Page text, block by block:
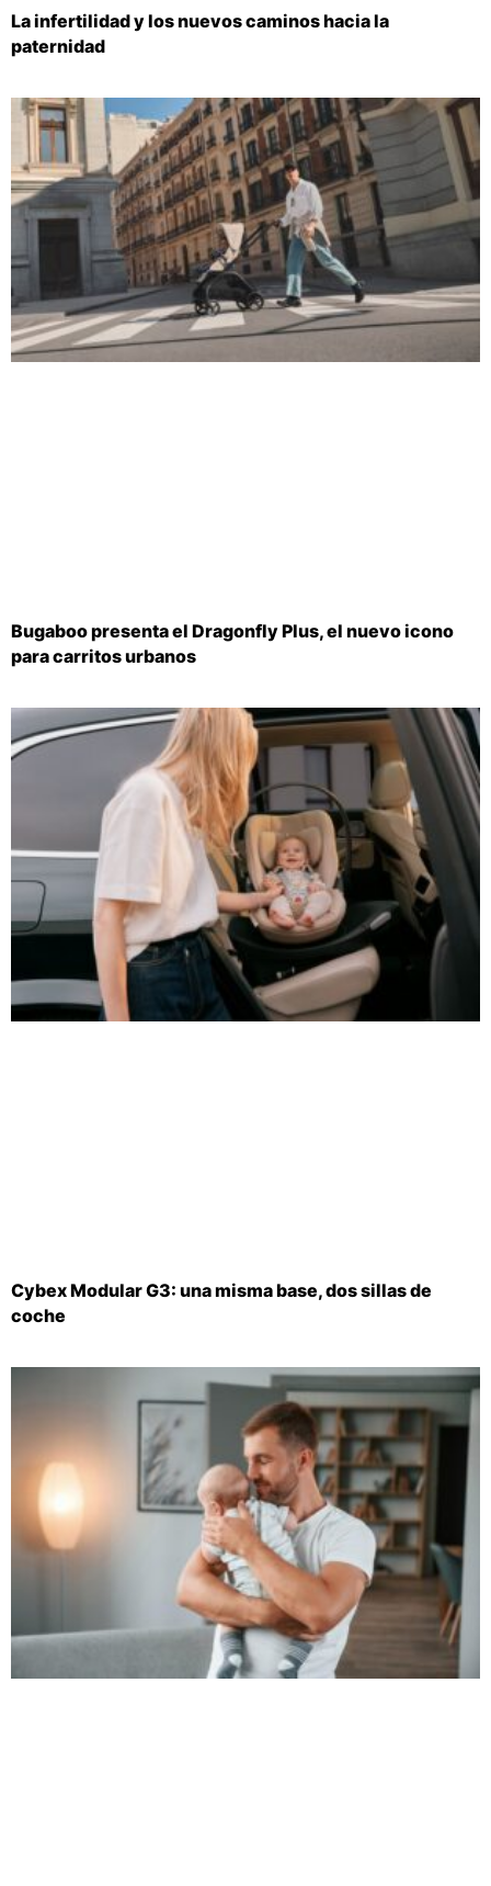
La infertilidad y los nuevos caminos hacia la
paternidad
Bugaboo presenta el Dragonfly Plus, el nuevo icono
para carritos urbanos
Cybex Modular G3: una misma base, dos sillas de
coche